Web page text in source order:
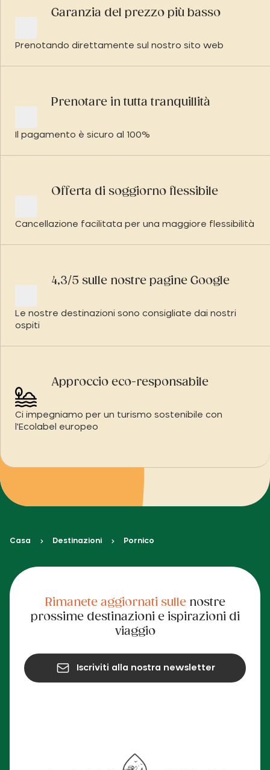
Garanzia del prezzo più basso
Prenotando direttamente sul nostro sito web
Prenotare in tutta tranquillità
Il pagamento è sicuro al 100%
Offerta di soggiorno flessibile
Cancellazione facilitata per una maggiore flessibilità
4,3/5 sulle nostre pagine Google
Le nostre destinazioni sono consigliate dai nostri
ospiti
Approccio eco-responsabile
Ci impegniamo per un turismo sostenibile con
l'Ecolabel europeo
Casa Destinazioni Pornico
Rimanete aggiornati sullenostre
prossime destinazioni e ispirazioni di
viaggio
Iscriviti alla nostra newsletter